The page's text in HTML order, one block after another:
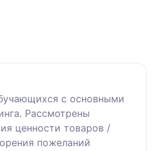
с основными
Рассмотрены
ценности товаров /
пожеланий